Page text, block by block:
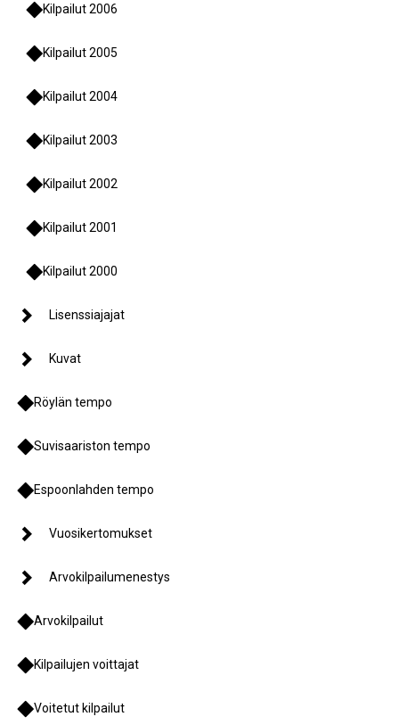
Kilpailut 2006
Kilpailut 2005
Kilpailut 2004
Kilpailut 2003
Kilpailut 2002
Kilpailut 2001
Kilpailut 2000
Lisenssiajajat
Kuvat
Röylän tempo
Suvisaariston tempo
Espoonlahden tempo
Vuosikertomukset
Arvokilpailumenestys
Arvokilpailut
Kilpailujen voittajat
Voitetut kilpailut